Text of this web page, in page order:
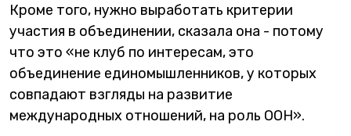
Кроме того, нужно выработать критерии
участия в объединении, сказала она - потому
что это «не клуб по интересам, это
объединение единомышленников, у которых
совпадают взгляды на развитие
международных отношений, на роль ООН».